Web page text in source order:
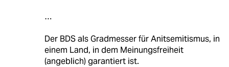
…
Der BDS als Gradmesser für Anitsemitismus, in
einem Land, in dem Meinungsfreiheit
(angeblich) garantiert ist.